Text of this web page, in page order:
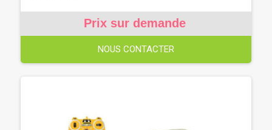
Prix sur demande
NOUS CONTACTER